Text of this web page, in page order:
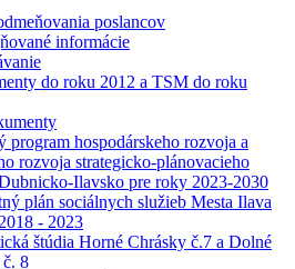
poslancov
informácie
do roku 2012 a TSM do roku
program hospodárskeho rozvoja a
rozvoja strategicko-plánovacieho
Ilavsko pre roky 2023-2030
plán sociálnych služieb Mesta Ilava
- 2023
štúdia Horné Chrásky č.7 a Dolné
8